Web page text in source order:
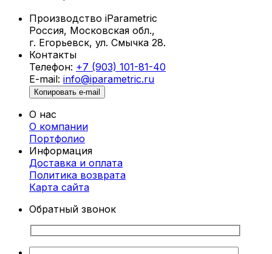
парки, бассейны и террасы.
Что такое параметрические шезлонги?
Параметрические шезлонги в
Ставрополе создаются с использованием
алгоритмического проектирования,
позволяющего разрабатывать уникальные
формы с учетом анатомии человека. Благодаря
этому каждый шезлонг не только
привлекателен внешне, но и обеспечивает
максимальный комфорт.
Преимущества параметрических
шезлонгов
iParametric — это произведение
искусства, которое выделяет ваше
пространство.
Эргономичность.Конструкция учитывает
Производство iParametric
Россия, Московская обл.,
г. Егорьевск, ул. Смычка 28.
Контакты
Телефон: +7 (903) 101-81-40
E-mail: info@iparametric.ru
Копировать e-mail
О нас
О компании
Портфолио
Информация
Доставка и оплата
Политика возврата
Карта cайта
Обратный звонок